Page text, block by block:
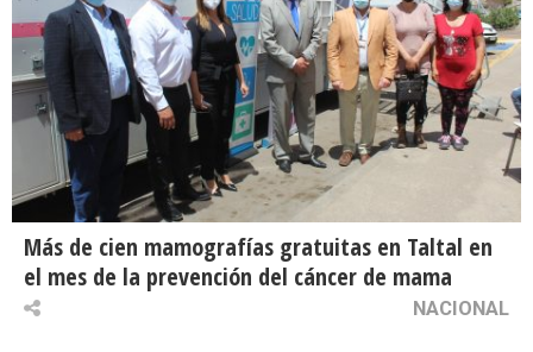
Más de cien mamografías gratuitas en Taltal en
el mes de la prevención del cáncer de mama
NACIONAL